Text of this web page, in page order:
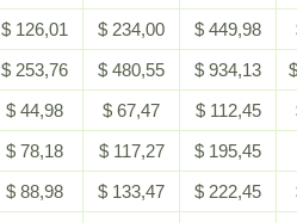
$ 126,01 $ 234,00 $ 449,98
$ 253,76 $ 480,55 $ 934,13
$ 44,98 $ 67,47 $ 112,45
$ 78,18 $ 117,27
$ 195,45
$ 88,98 $ 133,47 $ 222,45